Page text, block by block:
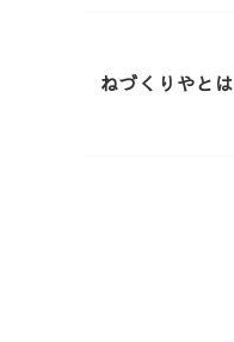
ねづくりやとは